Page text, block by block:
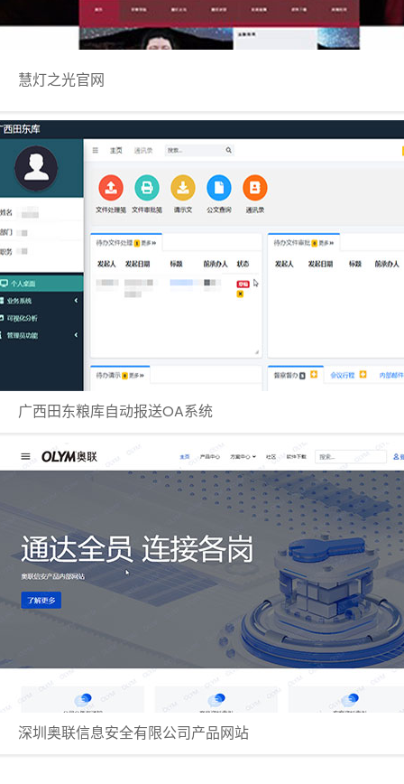
慧灯之光官网
广西田东粮库自动报送OA系统
深圳奥联信息安全有限公司产品网站